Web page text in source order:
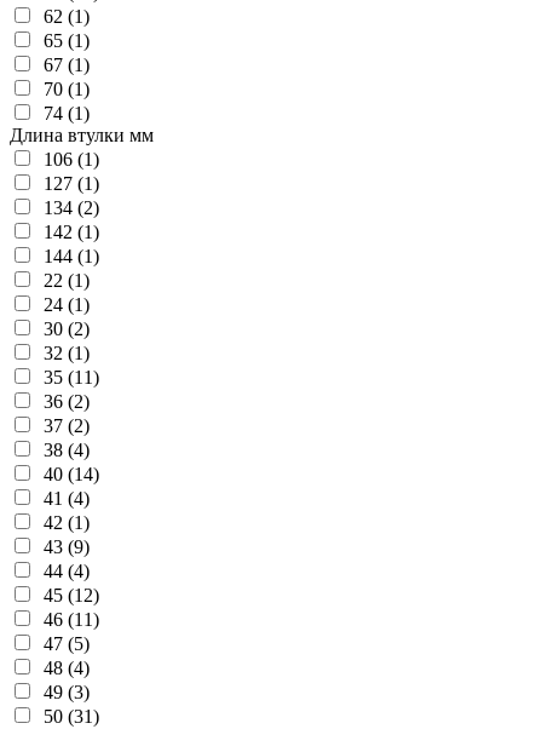
62 (1)
65 (1)
67 (1)
70 (1)
74 (1)
Длина втулки мм
106 (1)
127 (1)
134 (2)
142 (1)
144 (1)
22 (1)
24 (1)
30 (2)
32 (1)
35 (11)
36 (2)
37 (2)
38 (4)
40 (14)
41 (4)
42 (1)
43 (9)
44 (4)
45 (12)
46 (11)
47 (5)
48 (4)
49 (3)
50 (31)